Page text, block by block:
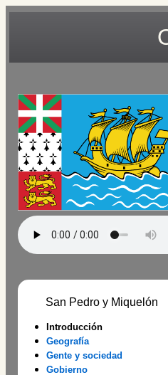
San Pedro y Miquelón
Introducción
Geografía
Gente y sociedad
Gobierno